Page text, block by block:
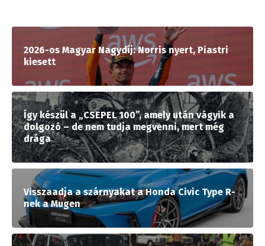
2026-os Magyar Nagydíj: Norris nyert, Piastri
kiesett
Így készül a „CSEPEL 100”, amely után vágyik a
dolgozó – de nem tudja megvenni, mert még
drága
Visszaadja a szárnyakat a Honda Civic Type R-
nek a Mugen